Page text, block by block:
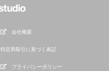
会社概要
特定商取引に基づく表記
プライバシーポリシー